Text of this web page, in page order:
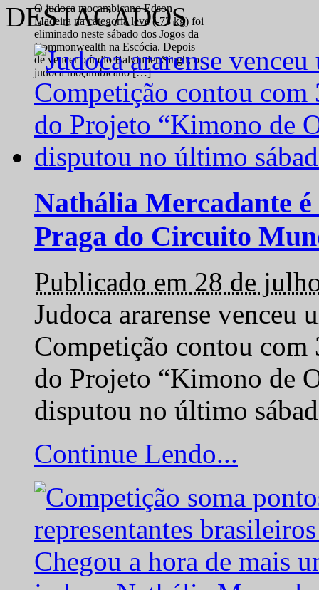
O judoca moçambicano Edson
Madeira na categoria leve (-73 kg) foi
eliminado neste sábado dos Jogos da
Commonwealth na Escócia. Depois
de vencer o índio Balvinder Singh, o
judoca moçambicano […]
DESTACADOS
Nathália Mercadante
Praga do Circuito
Publicado em 28 de
Judoca ararense venceu
Competição contou com
do Projeto “Kimono de
disputou no último
Continue Lendo...